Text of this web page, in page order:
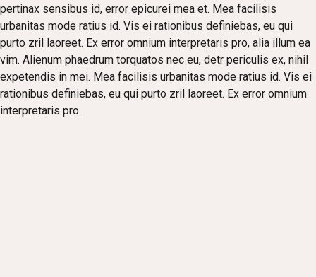
pertinax sensibus id, error epicurei mea et. Mea facilisis
urbanitas mode ratius id. Vis ei rationibus definiebas, eu qui
purto zril laoreet. Ex error omnium interpretaris pro, alia illum ea
vim. Alienum phaedrum torquatos nec eu, detr periculis ex, nihil
expetendis in mei. Mea facilisis urbanitas mode ratius id. Vis ei
rationibus definiebas, eu qui purto zril laoreet. Ex error omnium
interpretaris pro.